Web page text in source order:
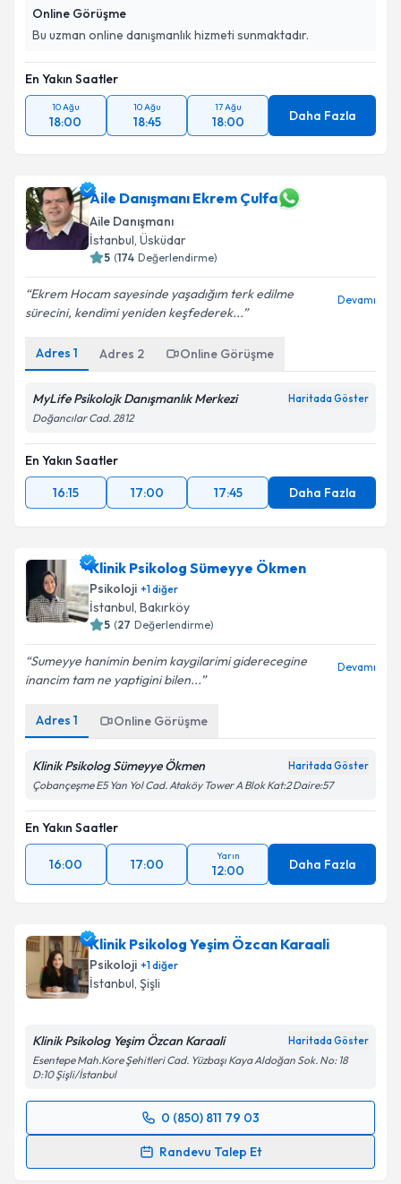
Online Görüşme
Bu uzman online danışmanlık hizmeti sunmaktadır.
En Yakın Saatler
10 Ağu
18:00
10 Ağu
18:45
17 Ağu
18:00 Daha Fazla
Aile Danışmanı Ekrem Çulfa
Aile Danışmanı
İstanbul, Üsküdar
5 (174 Değerlendirme)
Ekrem Hocam sayesinde yaşadığım terk edilme
sürecini, kendimi yeniden keşfederek...
Devamı
Adres 1 Adres 2 Online Görüşme
MyLife Psikolojk Danışmanlık Merkezi Haritada Göster
Doğancılar Cad. 2812
En Yakın Saatler
16:15
17:00 17:45 Daha Fazla
Klinik Psikolog Sümeyye Ökmen
Psikoloji +1diğer
İstanbul, Bakırköy
5 (27 Değerlendirme)
Sumeyye hanimin benim kaygilarimi giderecegine
inancim tam ne yaptigini bilen...
Devamı
Adres 1 Online Görüşme
Klinik Psikolog Sümeyye Ökmen Haritada Göster
Çobançeşme E5 Yan Yol Cad. Ataköy Tower A Blok Kat:2 Daire:57
En Yakın Saatler
16:00 17:00
Yarın
12:00 Daha Fazla
Klinik Psikolog Yeşim Özcan Karaali
Psikoloji +1diğer
İstanbul, Şişli
Klinik Psikolog Yeşim Özcan Karaali Haritada Göster
Esentepe Mah.Kore Şehitleri Cad. Yüzbaşı Kaya Aldoğan Sok. No: 18
D:10 Şişli/İstanbul
0 (850) 811 79 03
Randevu Talep Et
Randevu Takvimi Talebi